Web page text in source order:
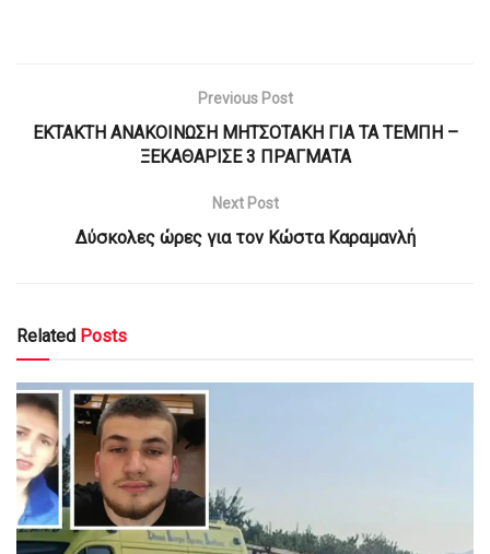
Previous Post
ΕΚΤΑΚΤΗ ΑΝΑΚΟΙΝΩΣΗ ΜΗΤΣΟΤΑΚΗ ΓΙΑ ΤΑ ΤΕΜΠΗ –
ΞΕΚΑΘΑΡΙΣΕ 3 ΠΡΑΓΜΑΤΑ
Next Post
Δύσκολες ώρες για τον Κώστα Καραμανλή
Related Posts